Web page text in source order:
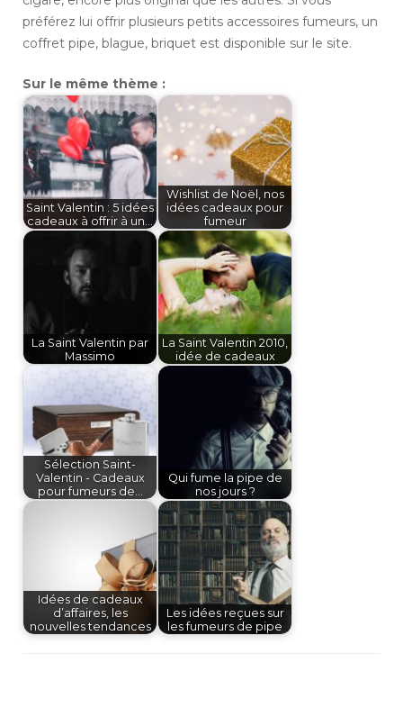
préférez lui offrir plusieurs petits accessoires fumeurs, un
coffret pipe, blague, briquet est disponible sur le site.
Sur le même thème :
Saint Valentin : 5 idées
cadeaux à offrir à un…
Wishlist de Noël, nos
idées cadeaux pour
fumeur
La Saint Valentin par
Massimo
La Saint Valentin 2010,
idée de cadeaux
Sélection Saint-
Valentin - Cadeaux
pour fumeurs de…
Qui fume la pipe de
nos jours ?
Idées de cadeaux
d’affaires, les
nouvelles tendances
Les idées reçues sur
les fumeurs de pipe